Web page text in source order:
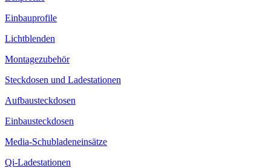
Einbauprofile
Lichtblenden
Montagezubehör
Steckdosen und Ladestationen
Aufbausteckdosen
Einbausteckdosen
Media-Schubladeneinsätze
Qi-Ladestationen